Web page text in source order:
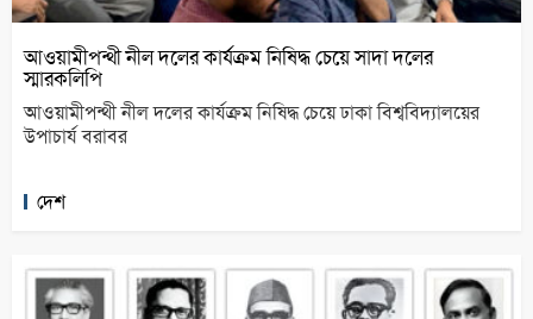
আওয়ামীপন্থী নীল দলের কার্যক্রম নিষিদ্ধ চেয়ে সাদা দলের
স্মারকলিপি
আওয়ামীপন্থী নীল দলের কার্যক্রম নিষিদ্ধ চেয়ে ঢাকা বিশ্ববিদ্যালয়ের
উপাচার্য বরাবর
দেশ